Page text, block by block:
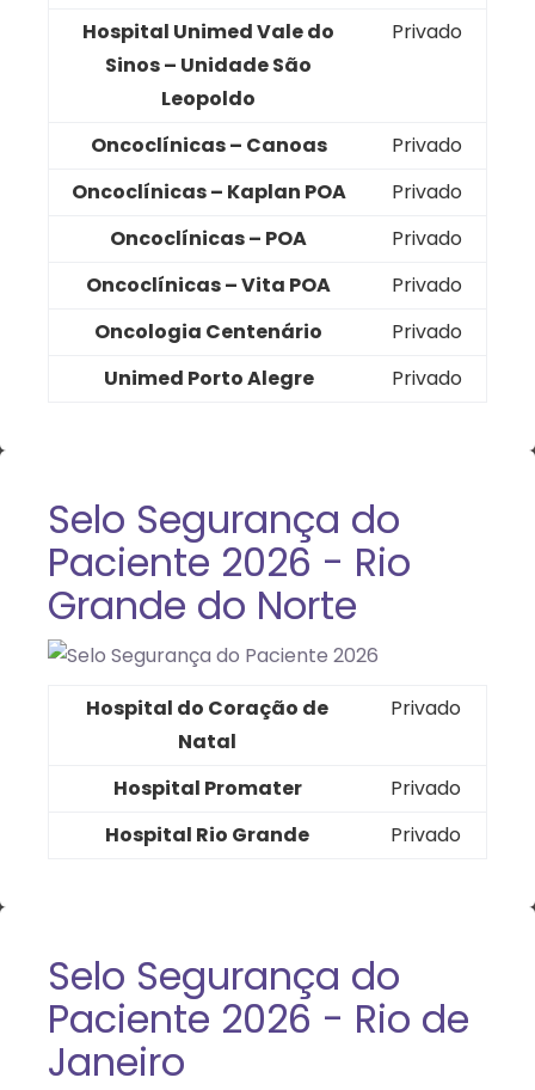
Hospital Unimed Vale do
Sinos – Unidade São
Leopoldo
Privado
Oncoclínicas – Canoas
Privado
Oncoclínicas – Kaplan POA
Privado
Oncoclínicas – POA
Privado
Oncoclínicas – Vita POA
Privado
Oncologia Centenário
Privado
Unimed Porto Alegre
Privado
Selo Segurança do
Paciente 2026 - Rio
Grande do Norte
Hospital do Coração de
Natal
Privado
Hospital Promater
Privado
Hospital Rio Grande
Privado
Selo Segurança do
Paciente 2026 - Rio de
Janeiro